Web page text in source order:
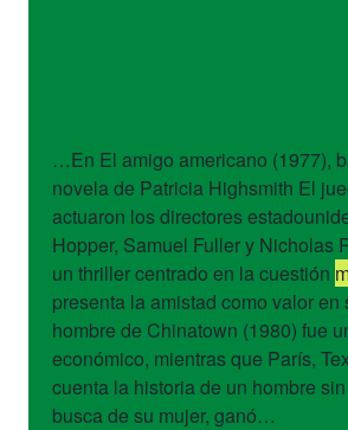
…En El amigo americano (1977),
novela de Patricia Highsmith El
actuaron los directores
Hopper, Samuel Fuller y Nicholas
un thriller centrado en la cuestión
presenta la amistad como valor en
hombre de Chinatown (1980) fue
económico, mientras que París,
cuenta la historia de un hombre
busca de su mujer, ganó…